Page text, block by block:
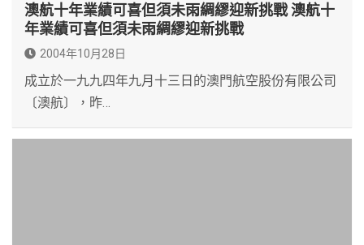
澳航十年業績可喜但須未雨綢繆迎新挑戰 澳航十
年業績可喜但須未雨綢繆迎新挑戰
2004年10月28日
成立於一九九四年九月十三日的澳門航空股份有限公司
〔澳航〕，昨…